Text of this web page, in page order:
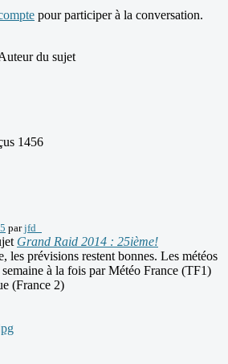
pour participer à la conversation.
du sujet
1456
parjfd_
Grand Raid 2014 : 25ième!
les prévisions restent bonnes. Les météos
à la fois par Météo France (TF1)
(France 2)